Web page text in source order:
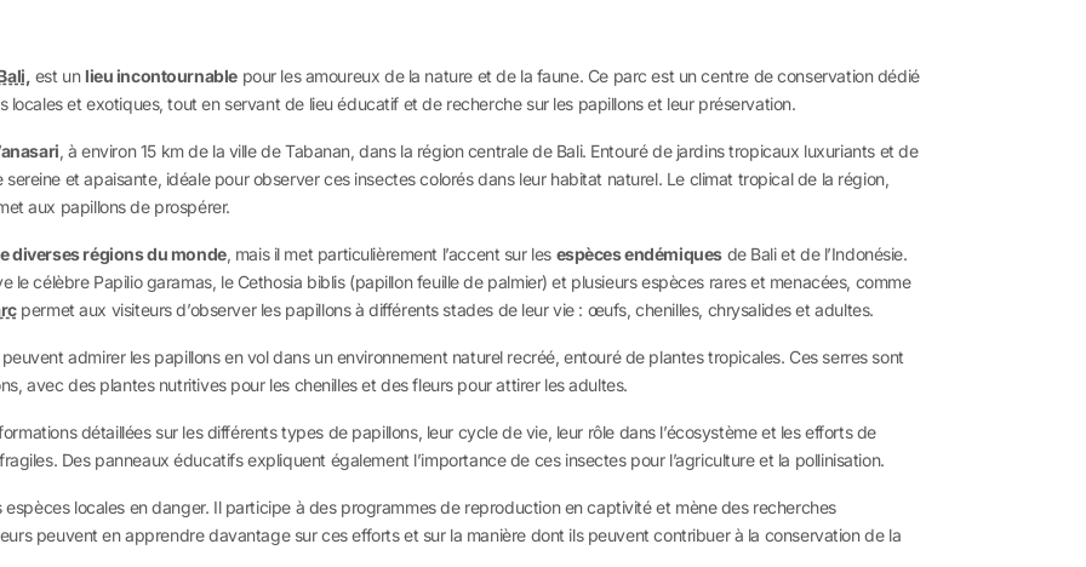
, est un lieu incontournablepour les amoureux de la nature et de la faune. Ce parc est un centre de conservation dédié
locales et exotiques, tout en servant de lieu éducatif et de recherche sur les papillons et leur préservation.
, à environ 15 km de la ville de Tabanan, dans la région centrale de Bali. Entouré de jardins tropicaux luxuriants et de
et apaisante, idéale pour observer ces insectes colorés dans leur habitat naturel. Le climat tropical de la région,
aux papillons de prospérer.
diverses régions du monde, mais il met particulièrement l’accent sur les espèces endémiquesde Bali et de l’Indonésie.
le célèbre Papilio garamas, le Cethosia biblis (papillon feuille de palmier) et plusieurs espèces rares et menacées, comme
permet aux visiteurs d’observer les papillons à différents stades de leur vie : œufs, chenilles, chrysalides et adultes.
admirer les papillons en vol dans un environnement naturel recréé, entouré de plantes tropicales. Ces serres sont
avec des plantes nutritives pour les chenilles et des fleurs pour attirer les adultes.
détaillées sur les différents types de papillons, leur cycle de vie, leur rôle dans l’écosystème et les efforts de
Des panneaux éducatifs expliquent également l’importance de ces insectes pour l’agriculture et la pollinisation.
locales en danger. Il participe à des programmes de reproduction en captivité et mène des recherches
peuvent en apprendre davantage sur ces efforts et sur la manière dont ils peuvent contribuer à la conservation de la